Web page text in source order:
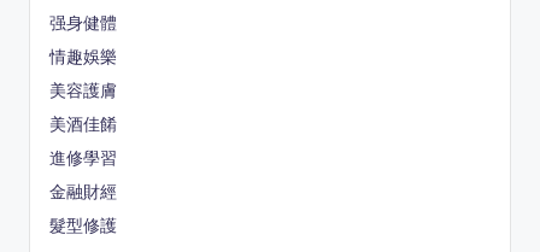
强身健體
情趣娛樂
美容護膚
美酒佳餚
進修學習
金融財經
髮型修護